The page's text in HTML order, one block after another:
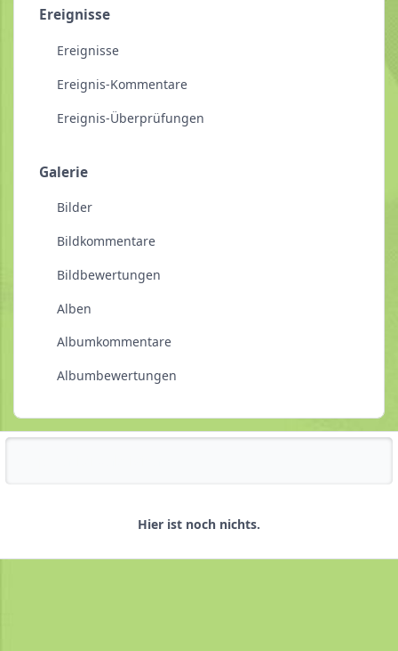
Ereignisse
Ereignisse
Ereignis-Kommentare
Ereignis-Überprüfungen
Galerie
Bilder
Bildkommentare
Bildbewertungen
Alben
Albumkommentare
Albumbewertungen
Hier ist noch nichts.